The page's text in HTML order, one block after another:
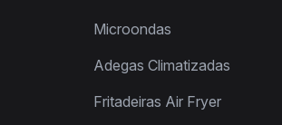
Microondas
Adegas Climatizadas
Fritadeiras Air Fryer